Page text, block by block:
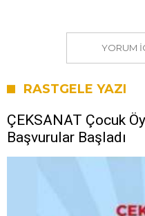
YORUM
RASTGELE YAZI
ÇEKSANAT Çocuk
Başvurular Başladı